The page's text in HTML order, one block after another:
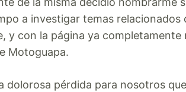
a investigar temas
y con la página ya
Motoguapa.
dolorosa pérdida para nosotros